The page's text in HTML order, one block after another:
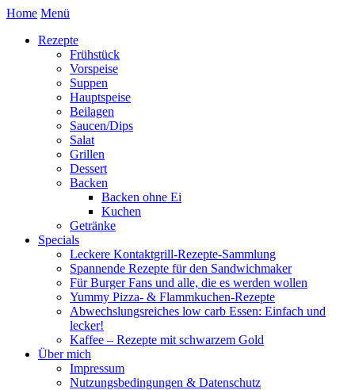
Home Menü
Rezepte
Frühstück
Vorspeise
Suppen
Hauptspeise
Beilagen
Saucen/Dips
Salat
Grillen
Dessert
Backen
Backen ohne Ei
Kuchen
Getränke
Specials
Leckere Kontaktgrill-Rezepte-Sammlung
Spannende Rezepte für den Sandwichmaker
Für Burger Fans und alle, die es werden wollen
Yummy Pizza- & Flammkuchen-Rezepte
Abwechslungsreiches low carb Essen: Einfach und
lecker!
Kaffee – Rezepte mit schwarzem Gold
Über mich
Impressum
Nutzungsbedingungen & Datenschutz